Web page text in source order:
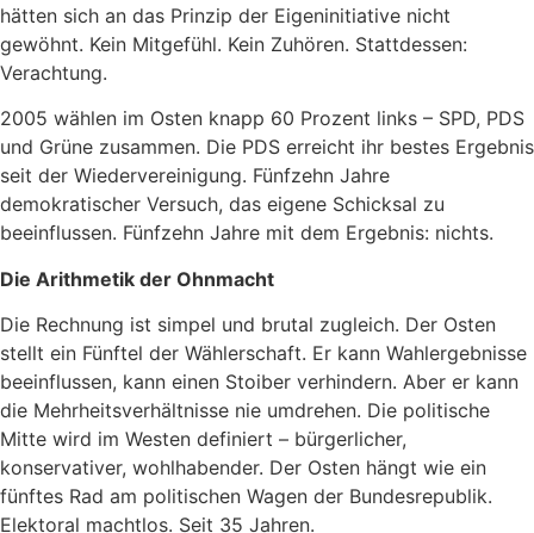
hätten sich an das Prinzip der Eigeninitiative nicht
gewöhnt. Kein Mitgefühl. Kein Zuhören. Stattdessen:
Verachtung.
2005 wählen im Osten knapp 60 Prozent links – SPD, PDS
und Grüne zusammen. Die PDS erreicht ihr bestes Ergebnis
seit der Wiedervereinigung. Fünfzehn Jahre
demokratischer Versuch, das eigene Schicksal zu
beeinflussen. Fünfzehn Jahre mit dem Ergebnis: nichts.
Die Arithmetik der Ohnmacht
Die Rechnung ist simpel und brutal zugleich. Der Osten
stellt ein Fünftel der Wählerschaft. Er kann Wahlergebnisse
beeinflussen, kann einen Stoiber verhindern. Aber er kann
die Mehrheitsverhältnisse nie umdrehen. Die politische
Mitte wird im Westen definiert – bürgerlicher,
konservativer, wohlhabender. Der Osten hängt wie ein
fünftes Rad am politischen Wagen der Bundesrepublik.
Elektoral machtlos. Seit 35 Jahren.